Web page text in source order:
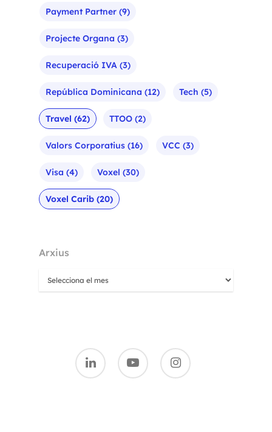
Payment Partner (9)
Projecte Organa (3)
Recuperació IVA (3)
República Dominicana (12) Tech (5)
Travel (62) TTOO (2)
Valors Corporatius (16) VCC (3)
Visa (4) Voxel (30)
Voxel Carib (20)
Arxius